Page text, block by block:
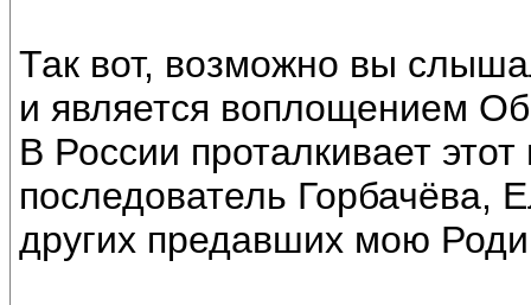
Так вот, возможно вы
и является воплощением
В России проталкивает
последователь Горбачёва,
других предавших мою